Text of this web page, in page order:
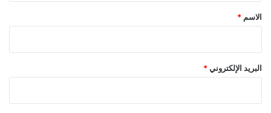
*
الاسم *
البريد الإلكتروني *